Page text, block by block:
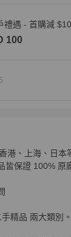
禮遇 - 首購減
100
五格黛妃手提
港、上海、日本
皆保證 100% 原
精品 兩大類別。